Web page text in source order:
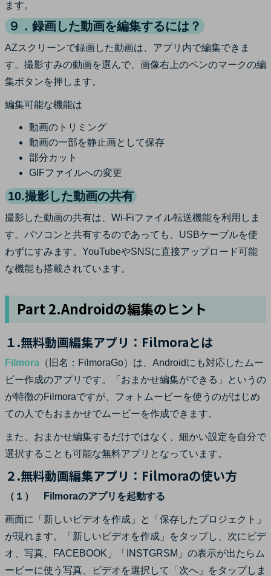
ます。
９．録画した動画を編集するには？
AZスクリーンで録画した動画は、アプリ内で編集できま
す。撮影すみの動画を選んで、画像右上のペンのマークの編
集ボタンを押します。
編集可能な機能は
動画のトリミング
動画の一部を静止画として保存
部分カット
GIFファイルへの変更
10.撮影した動画の共有
撮影した動画の共有は、Wi-Fiファイル転送機能を利用しま
す。パソコンと共有するのであっても、USBケーブルを使
わずにすみます。YouTubeやSNSに直接アップロード可能
な機能も搭載されています。
Part 2.Androidの編集のヒント
１.無料動画編集アプリ：Filmoraとは
Filmora （旧名：FilmoraGo）は、Androidにも対応したムー
ビー作成のアプリです。「おまかせ編集ができる」というの
が特徴のFilmoraですが、フォトムービーを使うのがはじめ
ての人でもおまかせでムービーを作成できます。
また、おまかせ編集するだけではなく、細かい設定を自分で
選択することも可能な無料アプリとなっています。
２.無料動画編集アプリ：Filmoraの使い方
（１） Filmoraのアプリを起動する
画面に「新しいビデオを作成」と「保存したプロジェクト」
が現れます。「新しいビデオを作成」をタップし、次にビデ
オ、写真、FACEBOOK」「INSTGRSM」の表示が出たらム
ービーに使う写真、ビデオを選択して「次へ」をタップしま